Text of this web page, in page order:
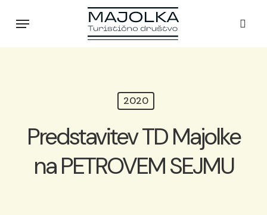
Menu
2020
Predstavitev TD Majolke
na PETROVEM SEJMU